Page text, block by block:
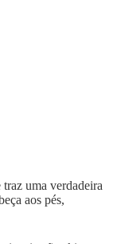
uma verdadeira
aos pés,